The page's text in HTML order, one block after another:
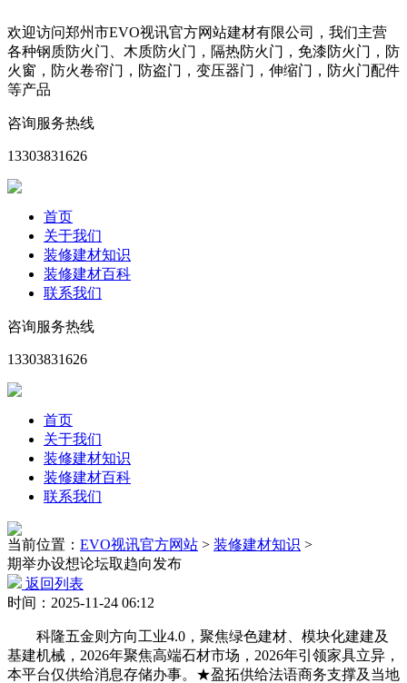
欢迎访问郑州市EVO视讯官方网站建材有限公司，我们主营
各种钢质防火门、木质防火门，隔热防火门，免漆防火门，防
火窗，防火卷帘门，防盗门，变压器门，伸缩门，防火门配件
等产品
咨询服务热线
13303831626
首页
关于我们
装修建材知识
装修建材百科
联系我们
咨询服务热线
13303831626
首页
关于我们
装修建材知识
装修建材百科
联系我们
当前位置： EVO视讯官方网站 > 装修建材知识 >
期举办设想论坛取趋向发布
返回列表
时间：2025-11-24 06:12
科隆五金则方向工业4.0，聚焦绿色建材、模块化建建及
基建机械，2026年聚焦高端石材市场，2026年引领家具立异，
本平台仅供给消息存储办事。★盈拓供给法语商务支撑及当地